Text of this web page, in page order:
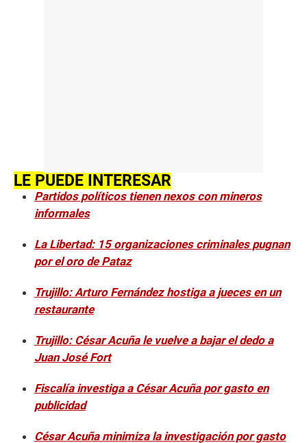
LE PUEDE INTERESAR
Partidos políticos tienen nexos con mineros
informales
La Libertad: 15 organizaciones criminales pugnan
por el oro de Pataz
Trujillo: Arturo Fernández hostiga a jueces en un
restaurante
Trujillo: César Acuña le vuelve a bajar el dedo a
Juan José Fort
Fiscalía investiga a César Acuña por gasto en
publicidad
César Acuña minimiza la investigación por gasto